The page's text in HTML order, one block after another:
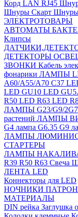
Корд LAN RJ45
Шнуры Скарт Шнуры
ЭЛЕКТРОТОВАРЫ
АВТОМАТЫ
Клипсы
ДЕТЕКТОРЫ
ЗВОНКИ Кабель
фонарики ЛАМПЫ
A60/A55/A70 C37
LED GU10 LED
R50 LED R63 LED
ЛАМПЫ G23/G9/2G7
растений ЛАМПЫ
G4 лампа G6.35 G9
ЛАМПЫ
СТАРТЕРЫ
ЛАМПЫ
R39 R50 R63 Свеча
ЛЕНТА LED
Коннекторы для LED
НОЧНИКИ
МАТЕРИАЛЫ
DIN рейка Заглушка